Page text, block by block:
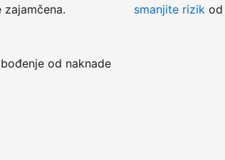
od naknade
smanjite rizik od